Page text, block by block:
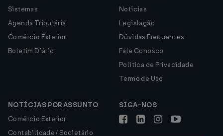
Sistemas
Agenda Tributária
Comércio Exterior
Boletim Diário
Notícias
Legislação
Dúvidas Frequentes
Fale Conosco
Política de Privacidade
Termo de Uso
NOTÍCIAS POR ASSUNTO
Comércio Exterior
Contabilidade / Societário
SIGA-NOS